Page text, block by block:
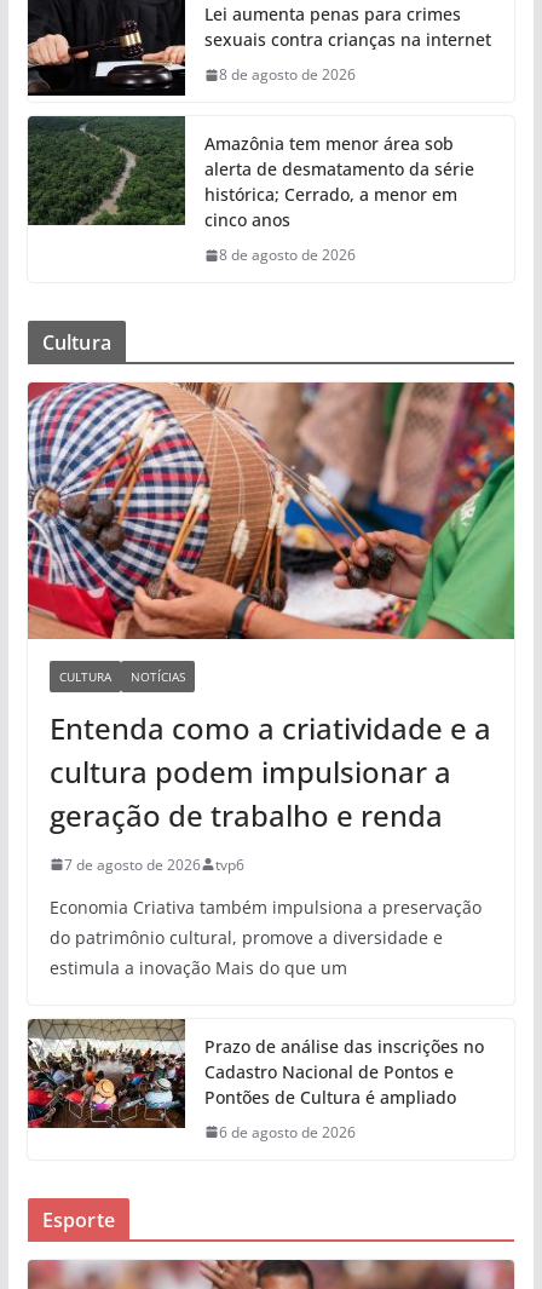
Lei aumenta penas para crimes
sexuais contra crianças na internet
8 de agosto de 2026
Amazônia tem menor área sob
alerta de desmatamento da série
histórica; Cerrado, a menor em
cinco anos
8 de agosto de 2026
Cultura
CULTURA NOTÍCIAS
Entenda como a criatividade e a
cultura podem impulsionar a
geração de trabalho e renda
7 de agosto de 2026 tvp6
Economia Criativa também impulsiona a preservação
do patrimônio cultural, promove a diversidade e
estimula a inovação Mais do que um
Prazo de análise das inscrições no
Cadastro Nacional de Pontos e
Pontões de Cultura é ampliado
6 de agosto de 2026
Esporte